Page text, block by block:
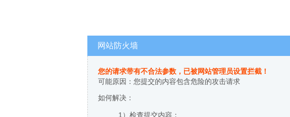
网站防火墙
您的请求带有不合法参数，已被网站管理员设置拦截！
可能原因：您提交的内容包含危险的攻击请求
如何解决：
1）检查提交内容；